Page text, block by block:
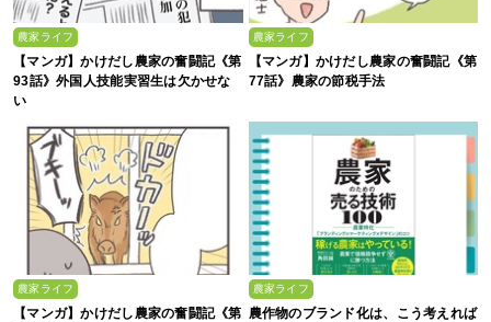
農家ライフ
【マンガ】かけだし農家の奮闘記《第
93話》外国人技能実習生は欠かせな
い
農家ライフ
【マンガ】かけだし農家の奮闘記《第
77話》農家の節税手法
農家ライフ
【マンガ】かけだし農家の奮闘記《第
農家ライフ
農作物のブランド化は、こう考えれば